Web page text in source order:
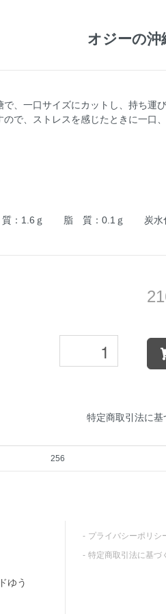
オジーの
、一口サイズにカットし、持ち運
ので、ストレスを感じたときに一
質：1.6ｇ 脂 質：0.1ｇ 炭水
特定商取引法に基
256
ゆう
プライバシーポリシ
特定商取引法に基づ